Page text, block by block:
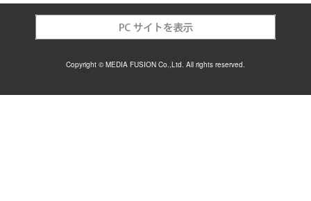
Copyright © MEDIA FUSION Co.,Ltd. All rights reserved.